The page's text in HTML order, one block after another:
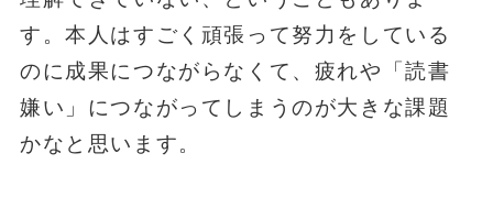
す。本人はすごく頑張って努力をしている
のに成果につながらなくて、疲れや「読書
嫌い」につながってしまうのが大きな課題
かなと思います。